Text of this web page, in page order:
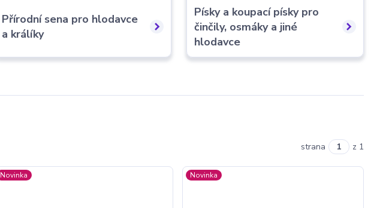
Přírodní sena pro hlodavce
a králíky
Písky a koupací písky pro
činčily, osmáky a jiné
hlodavce
strana z 1
Novinka Novinka